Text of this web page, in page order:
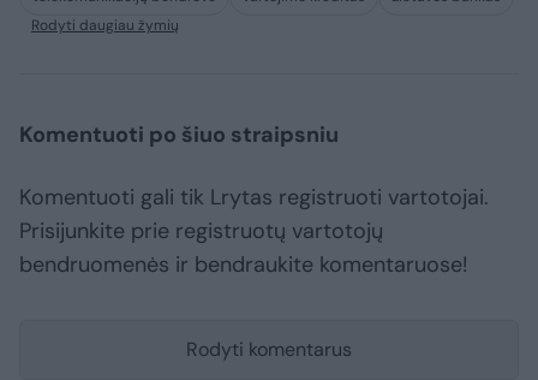
Rodyti daugiau žymių
Komentuoti po šiuo straipsniu
Komentuoti gali tik Lrytas registruoti vartotojai.
Prisijunkite prie registruotų vartotojų
bendruomenės ir bendraukite komentaruose!
Rodyti komentarus